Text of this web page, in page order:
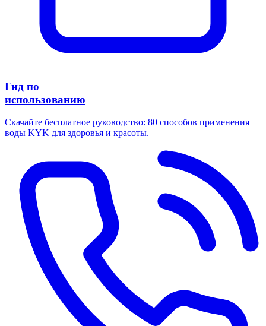
Гид по
использованию
Скачайте бесплатное руководство: 80 способов применения
воды KYK для здоровья и красоты.